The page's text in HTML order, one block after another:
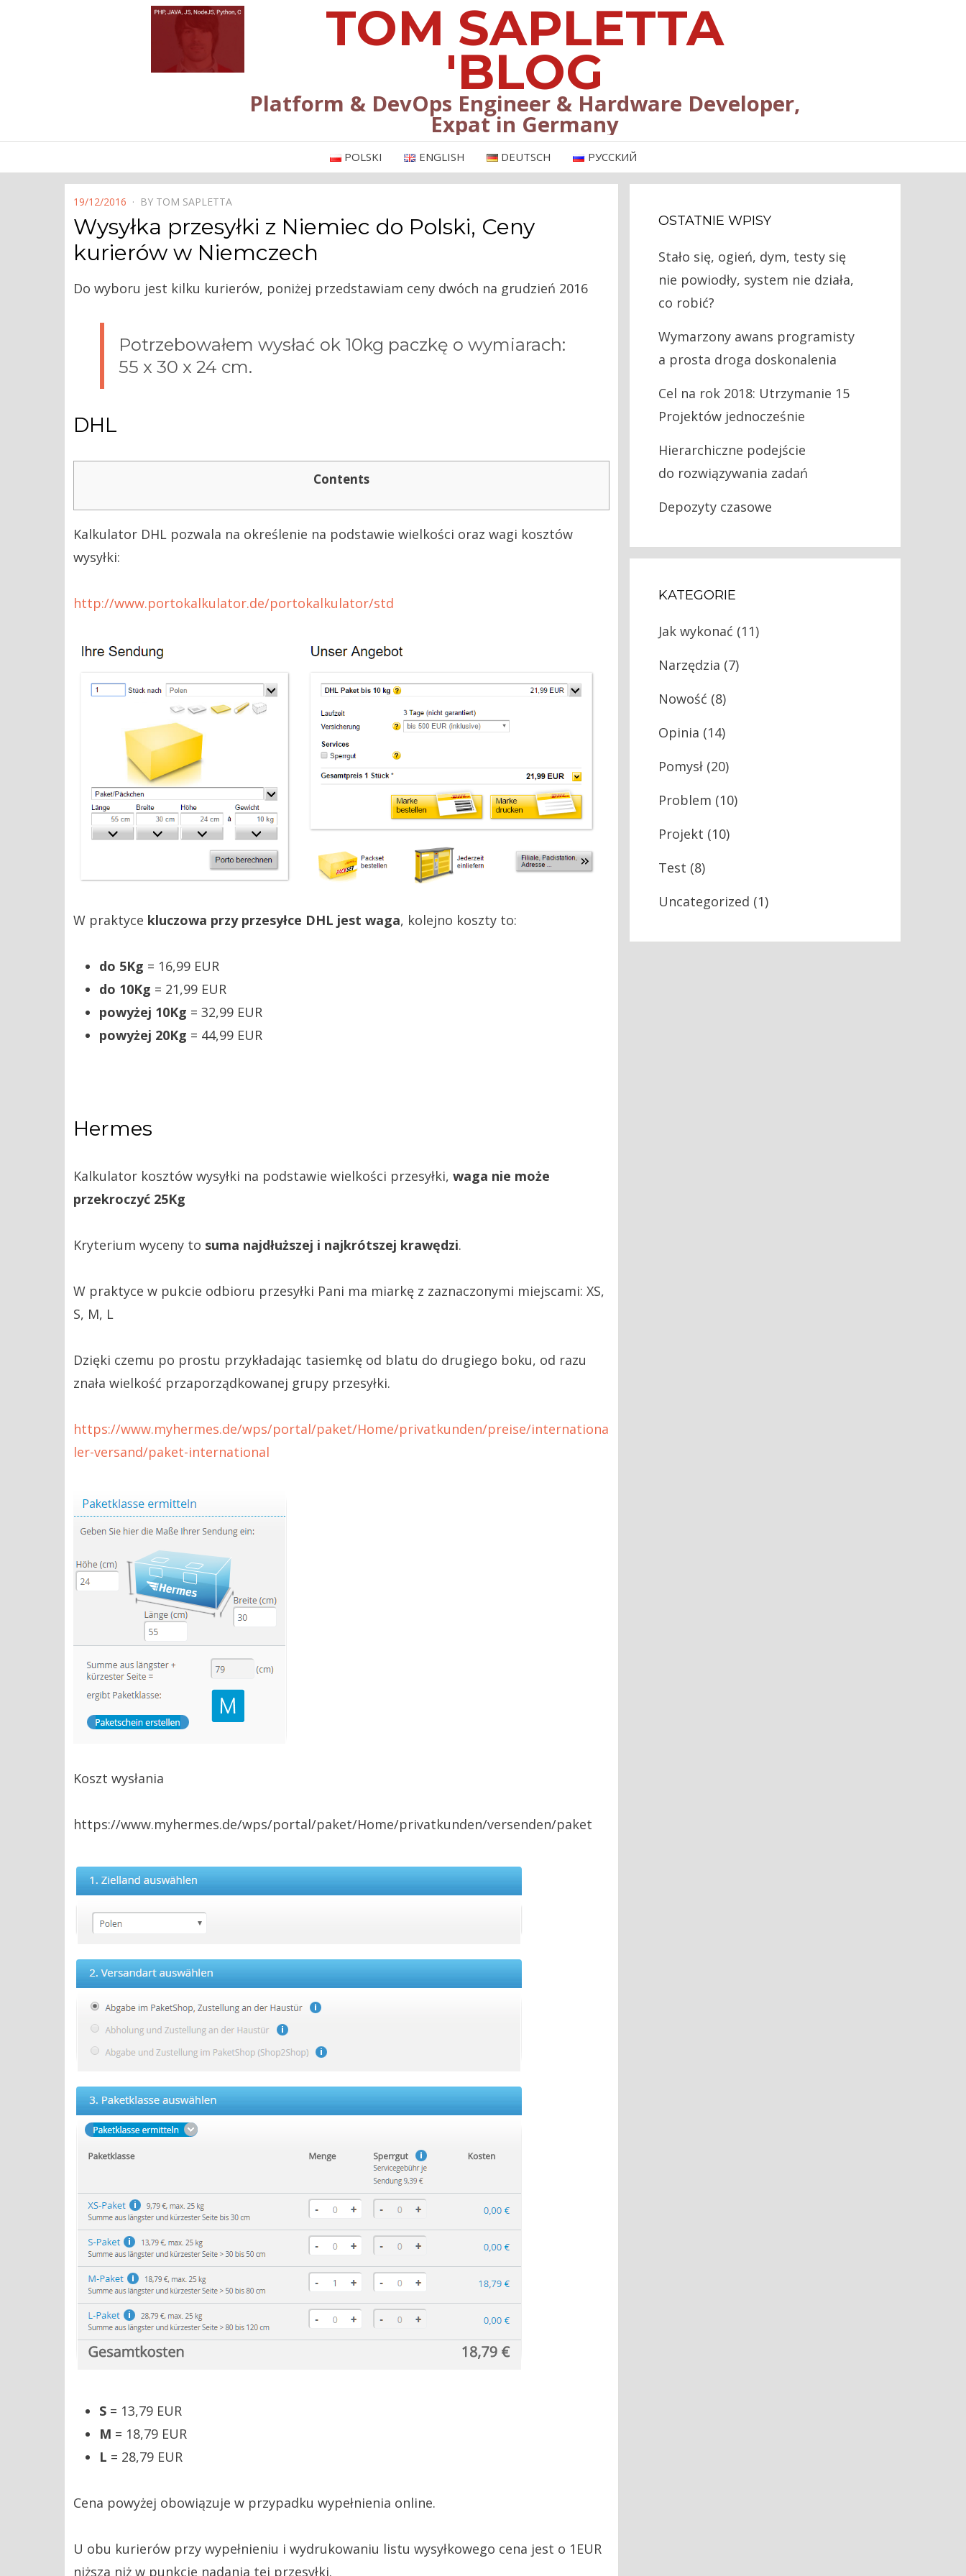
TOM SAPLETTA
'BLOG
Platform & DevOps Engineer & Hardware Developer,
Expat in Germany
POLSKI ENGLISH DEUTSCH РУССКИЙ
POSTED
ON
19/12/2016 BY TOM SAPLETTA
Wysyłka przesyłki z Niemiec do Polski, Ceny
kurierów w Niemczech
Do wyboru jest kilku kurierów, poniżej przedstawiam ceny dwóch na grudzień 2016
Potrzebowałem wysłać ok 10kg paczkę o wymiarach:
55 x 30 x 24 cm.
DHL
Contents
Kalkulator DHL pozwala na określenie na podstawie wielkości oraz wagi kosztów
wysyłki:
http://www.portokalkulator.de/portokalkulator/std
W praktyce kluczowa przy przesyłce DHL jest waga, kolejno koszty to:
do 5Kg = 16,99 EUR
do 10Kg = 21,99 EUR
powyżej 10Kg = 32,99 EUR
powyżej 20Kg = 44,99 EUR
Hermes
Kalkulator kosztów wysyłki na podstawie wielkości przesyłki, waga nie może
przekroczyć 25Kg
Kryterium wyceny to suma najdłuższej i najkrótszej krawędzi.
W praktyce w pukcie odbioru przesyłki Pani ma miarkę z zaznaczonymi miejscami: XS,
S, M, L
Dzięki czemu po prostu przykładając tasiemkę od blatu do drugiego boku, od razu
znała wielkość przaporządkowanej grupy przesyłki.
https://www.myhermes.de/wps/portal/paket/Home/privatkunden/preise/internationa
ler-versand/paket-international
Koszt wysłania
https://www.myhermes.de/wps/portal/paket/Home/privatkunden/versenden/paket
S= 13,79 EUR
M = 18,79 EUR
L = 28,79 EUR
Cena powyżej obowiązuje w przypadku wypełnienia online.
U obu kurierów przy wypełnieniu i wydrukowaniu listu wysyłkowego cena jest o 1EUR
niższa niż w punkcie nadania tej przesyłki.
OSTATNIE WPISY
Stało się, ogień, dym, testy się
nie powiodły, system nie działa,
co robić?
Wymarzony awans programisty
a prosta droga doskonalenia
Cel na rok 2018: Utrzymanie 15
Projektów jednocześnie
Hierarchiczne podejście
do rozwiązywania zadań
Depozyty czasowe
KATEGORIE
Jak wykonać (11)
Narzędzia (7)
Nowość (8)
Opinia (14)
Pomysł (20)
Problem (10)
Projekt (10)
Test (8)
Uncategorized (1)